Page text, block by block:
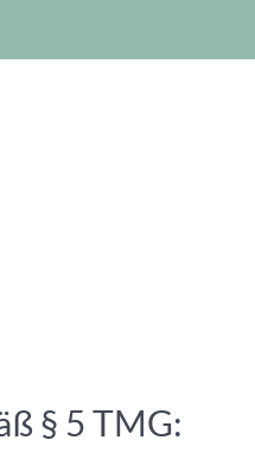
§ 5 TMG: